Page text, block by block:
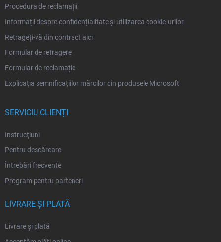
Procedura de reclamații
Informații despre confidențialitate și utilizarea cookie-urilor
Retrageți-vă din contract aici
Formular de retragere
Formular de reclamație
Explicația semnificațiilor mărcilor din produsele Microsoft
SERVICIU CLIENȚI
Instrucţiuni
Pentru descărcare
Întrebări frecvente
Program pentru parteneri
LIVRARE ȘI PLATĂ
Livrare și plată